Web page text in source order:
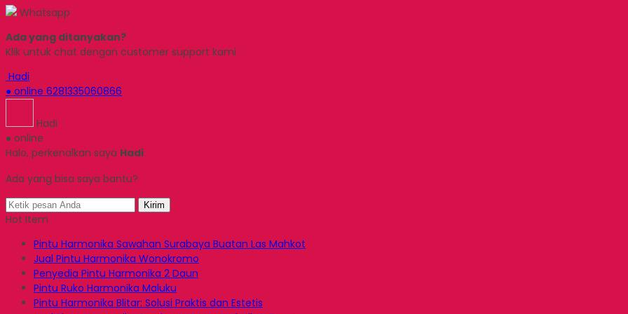
Whatsapp
Ada yang ditanyakan?
Klik untuk chat dengan customer support kami
Hadi
● online 6281335060866
Hadi
● online
Halo, perkenalkan saya Hadi
Ada yang bisa saya bantu?
Kirim
Hot Item
Pintu Harmonika Sawahan Surabaya Buatan Las Mahkot
Jual Pintu Harmonika Wonokromo
Penyedia Pintu Harmonika 2 Daun
Pintu Ruko Harmonika Maluku
Pintu Harmonika Blitar: Solusi Praktis dan Estetis